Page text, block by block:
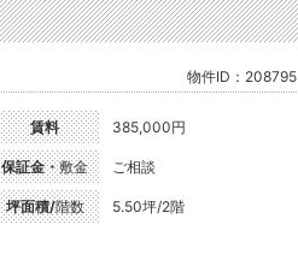
物件ID：208795
賃料 385,000円
保証金・敷金 ご相談
坪面積/階数 5.50坪/2階